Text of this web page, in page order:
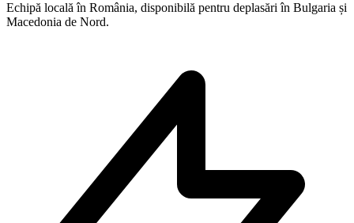
Echipă locală în România, disponibilă pentru deplasări în Bulgaria și
Macedonia de Nord.